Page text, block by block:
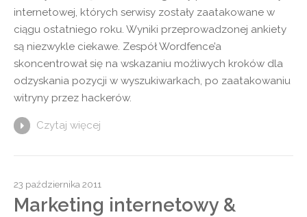
internetowej, których serwisy zostały zaatakowane w
ciągu ostatniego roku. Wyniki przeprowadzonej ankiety
są niezwykle ciekawe. Zespół Wordfence’a
skoncentrował się na wskazaniu możliwych kroków dla
odzyskania pozycji w wyszukiwarkach, po zaatakowaniu
witryny przez hackerów.
Czytaj więcej
23 października 2011
Marketing internetowy &